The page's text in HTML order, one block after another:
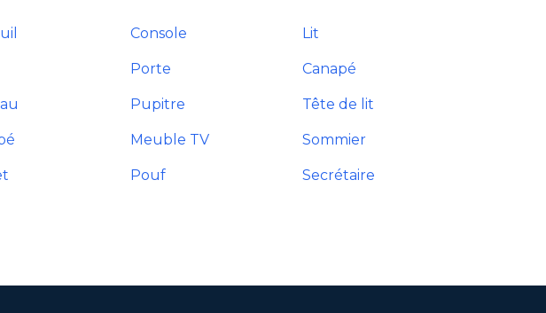
Console Lit
Porte Canapé
Pupitre Tête de lit
Meuble TV Sommier
Pouf Secrétaire